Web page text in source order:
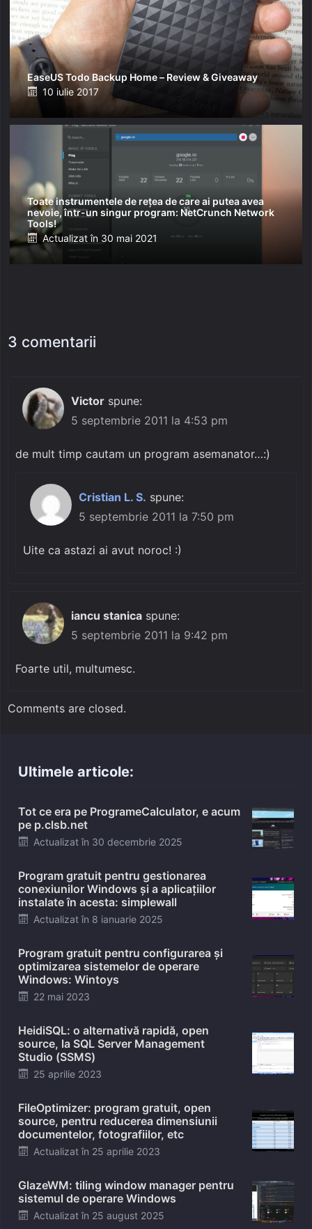
EaseUS Todo Backup Home – Review & Giveaway
Posted
10 iulie 2017
Toate instrumentele de rețea de care ai putea avea
nevoie, într-un singur program: NetCrunch Network
Tools!
Posted
on
Actualizat în 30 mai 2021
3 comentarii
Victor spune:
5 septembrie 2011 la 4:53 pm
de mult timp cautam un program asemanator…:)
Cristian L. S. spune:
5 septembrie 2011 la 7:50 pm
Uite ca astazi ai avut noroc! :)
iancu stanica spune:
5 septembrie 2011 la 9:42 pm
Foarte util, multumesc.
Comments are closed.
Ultimele articole:
Tot ce era pe ProgrameCalculator, e acum
pe p.clsb.net
Posted
Actualizat în 30 decembrie 2025
Program gratuit pentru gestionarea
conexiunilor Windows și a aplicațiilor
instalate în acesta: simplewall
Posted
Actualizat în 8 ianuarie 2025
Program gratuit pentru configurarea și
optimizarea sistemelor de operare
Windows: Wintoys
Posted
22 mai 2023
HeidiSQL: o alternativă rapidă, open
source, la SQL Server Management
Studio (SSMS)
Posted
25 aprilie 2023
FileOptimizer: program gratuit, open
source, pentru reducerea dimensiunii
documentelor, fotografiilor, etc
Posted
Actualizat în 25 aprilie 2023
GlazeWM: tiling window manager pentru
sistemul de operare Windows
Posted
Actualizat în 25 august 2025